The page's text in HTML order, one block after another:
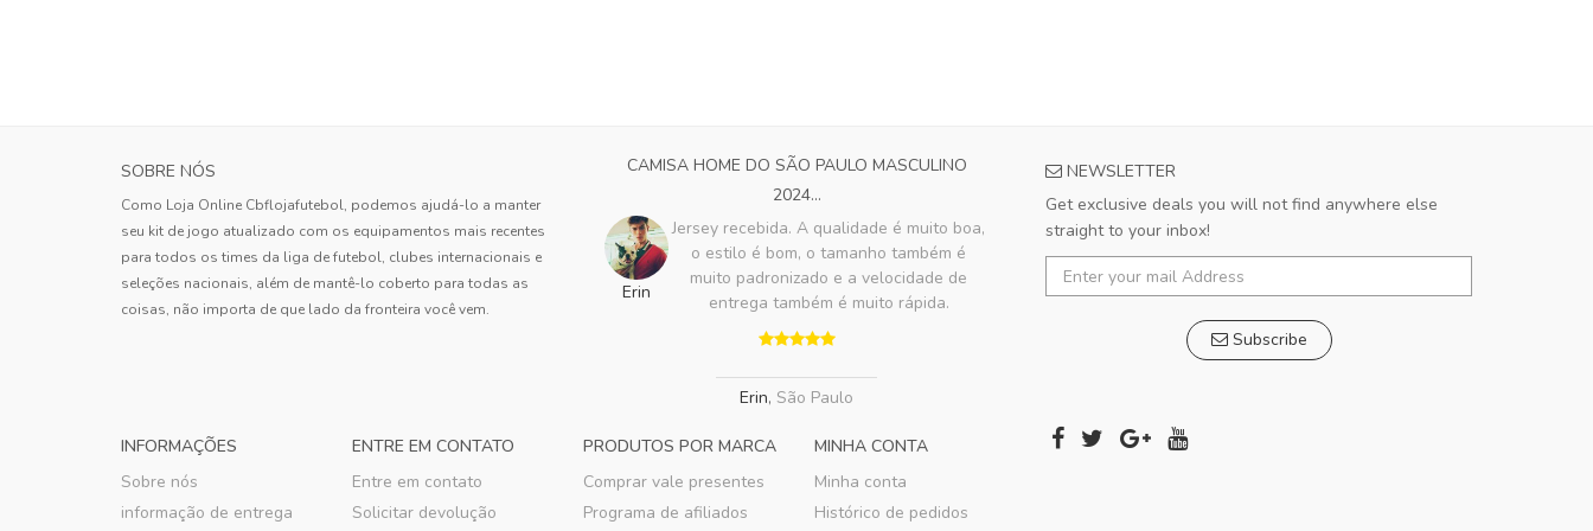
SOBRE NÓS
Como Loja Online Cbflojafutebol, podemos ajudá-lo a manter
seu kit de jogo atualizado com os equipamentos mais recentes
para todos os times da liga de futebol, clubes internacionais e
seleções nacionais, além de mantê-lo coberto para todas as
coisas, não importa de que lado da fronteira você vem.
CAMISA HOME DO SÃO PAULO MASCULINO
2024...
Erin
Jersey recebida. A qualidade é muito boa,
o estilo é bom, o tamanho também é
muito padronizado e a velocidade de
entrega também é muito rápida.
Erin, São Paulo
NEWSLETTER
Get exclusive deals you will not find anywhere else
straight to your inbox!
Subscribe
INFORMAÇÕES
Sobre nós
informação de entrega
ENTRE EM CONTATO
Entre em contato
Solicitar devolução
PRODUTOS POR MARCA
Comprar vale presentes
Programa de afiliados
MINHA CONTA
Minha conta
Histórico de pedidos